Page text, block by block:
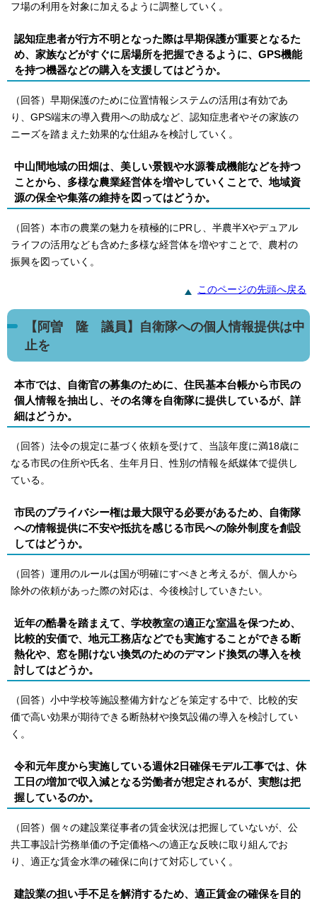
フ場の利用を対象に加えるように調整していく。
認知症患者が行方不明となった際は早期保護が重要となるた
め、家族などがすぐに居場所を把握できるように、GPS機能
を持つ機器などの購入を支援してはどうか。
（回答）早期保護のために位置情報システムの活用は有効であ
り、GPS端末の導入費用への助成など、認知症患者やその家族の
ニーズを踏まえた効果的な仕組みを検討していく。
中山間地域の田畑は、美しい景観や水源養成機能などを持つ
ことから、多様な農業経営体を増やしていくことで、地域資
源の保全や集落の維持を図ってはどうか。
（回答）本市の農業の魅力を積極的にPRし、半農半Xやデュアル
ライフの活用なども含めた多様な経営体を増やすことで、農村の
振興を図っていく。
このページの先頭へ戻る
【阿曽 隆 議員】自衛隊への個人情報提供は中
止を
本市では、自衛官の募集のために、住民基本台帳から市民の
個人情報を抽出し、その名簿を自衛隊に提供しているが、詳
細はどうか。
（回答）法令の規定に基づく依頼を受けて、当該年度に満18歳に
なる市民の住所や氏名、生年月日、性別の情報を紙媒体で提供し
ている。
市民のプライバシー権は最大限守る必要があるため、自衛隊
への情報提供に不安や抵抗を感じる市民への除外制度を創設
してはどうか。
（回答）運用のルールは国が明確にすべきと考えるが、個人から
除外の依頼があった際の対応は、今後検討していきたい。
近年の酷暑を踏まえて、学校教室の適正な室温を保つため、
比較的安価で、地元工務店などでも実施することができる断
熱化や、窓を開けない換気のためのデマンド換気の導入を検
討してはどうか。
（回答）小中学校等施設整備方針などを策定する中で、比較的安
価で高い効果が期待できる断熱材や換気設備の導入を検討してい
く。
令和元年度から実施している週休2日確保モデル工事では、休
工日の増加で収入減となる労働者が想定されるが、実態は把
握しているのか。
（回答）個々の建設業従事者の賃金状況は把握していないが、公
共工事設計労務単価の予定価格への適正な反映に取り組んでお
り、適正な賃金水準の確保に向けて対応していく。
建設業の担い手不足を解消するため、適正賃金の確保を目的